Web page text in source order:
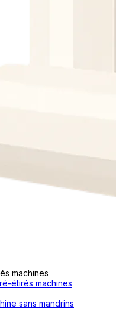
machines
étirés machines
sans mandrins